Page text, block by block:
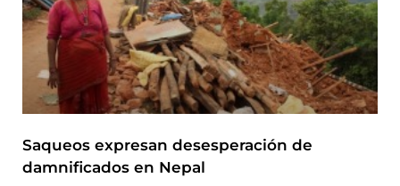
Saqueos expresan desesperación de
damnificados en Nepal